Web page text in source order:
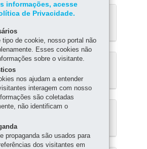
DE CASTRO
CALÇA |
370-L | Data:
ALEGRANZZI |
431-L | Data:
informações, acesse
de Privacidade.
tipo de cookie, nosso portal não
Esses cookies não
sobre o visitante.
nos ajudam a entender
interagem com nosso
são coletadas
não identificam o
propaganda são usados para
dos visitantes em